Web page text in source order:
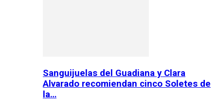
Sanguijuelas del Guadiana y Clara
Alvarado recomiendan cinco Soletes de
la…